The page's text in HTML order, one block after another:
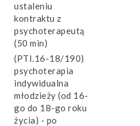
ustaleniu
kontraktu z
psychoterapeutą
(50 min)
(PTI.16-18/190)
psychoterapia
indywidualna
młodzieży (od 16-
go do 18-go roku
życia) - po